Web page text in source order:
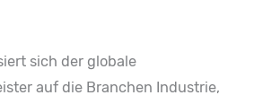
sich der globale
auf die Branchen Industrie,